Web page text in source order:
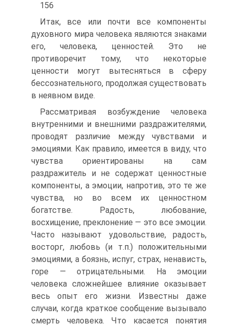
156
Итак, все или почти все компоненты
духовного мира человека являются знаками
его, человека, ценностей. Это не
противоречит тому, что некоторые
ценности могут вытесняться в сферу
бессознательного, продолжая существовать
в неявном виде.
Рассматривая возбуждение человека
внутренними и внешними раздражителями,
проводят различие между чувствами и
эмоциями. Как правило, имеется в виду, что
чувства ориентированы на сам
раздражитель и не содержат ценностные
компоненты, а эмоции, напротив, это те же
чувства, но во всем их ценностном
богатстве. Радость, любование,
восхищение, преклонение — это все эмоции.
Часто называют удовольствие, радость,
восторг, любовь (и т.п.) положительными
эмоциями, а боязнь, испуг, страх, ненависть,
горе — отрицательными. На эмоции
человека сложнейшее влияние оказывает
весь опыт его жизни. Известны даже
случаи, когда краткое сообщение вызывало
смерть человека. Что касается понятия